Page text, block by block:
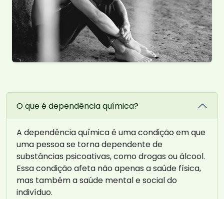
O que é dependência química?
A dependência química é uma condição em que
uma pessoa se torna dependente de
substâncias psicoativas, como drogas ou álcool.
Essa condição afeta não apenas a saúde física,
mas também a saúde mental e social do
indivíduo.